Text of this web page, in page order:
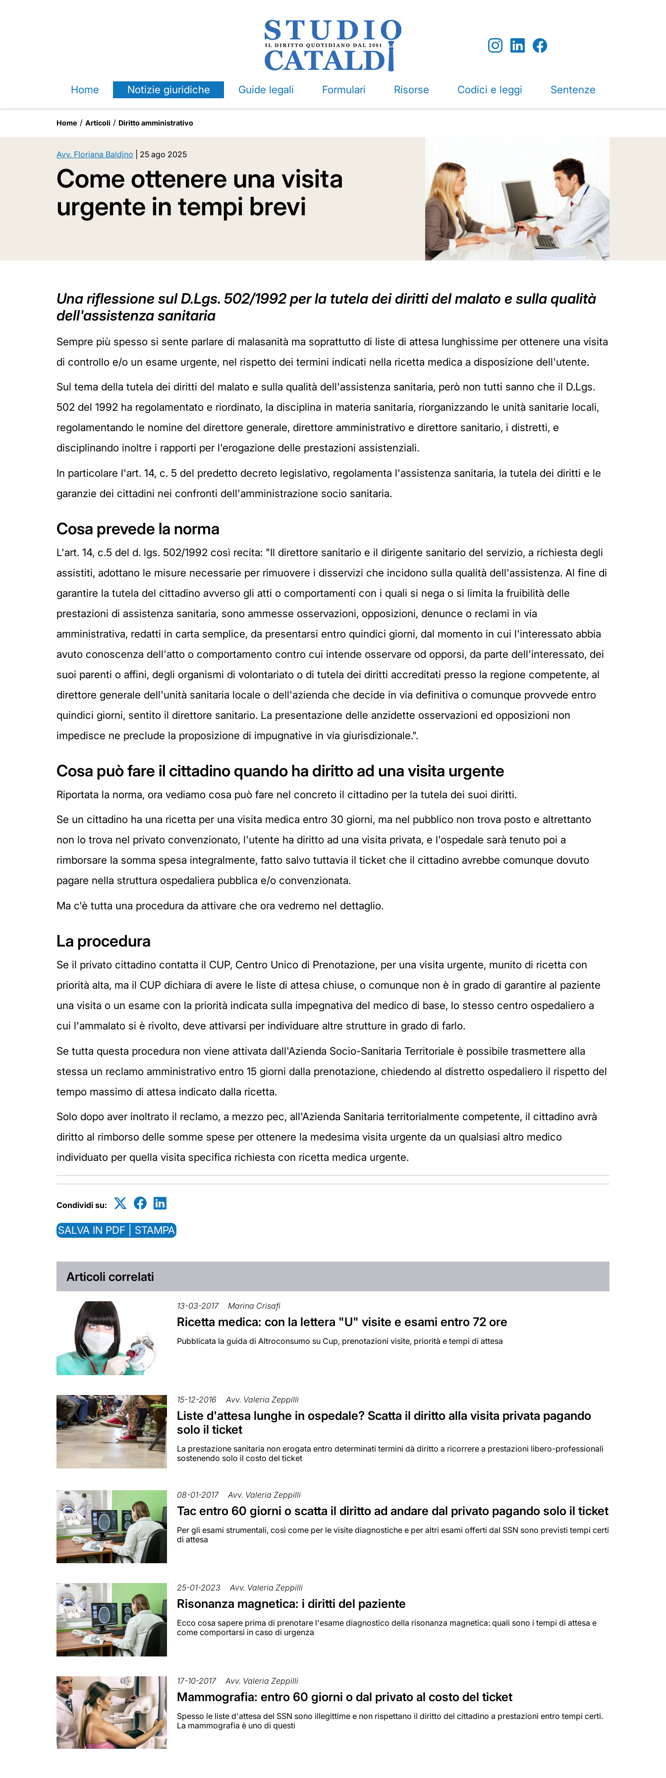
Home Notizie giuridiche Guide legali Formulari Risorse Codici e leggi Sentenze
Home Articoli Diritto amministrativo
Avv. Floriana Baldino 25 ago 2025
Come ottenere una visita
urgente in tempi brevi
Una riflessione sul D.Lgs. 502/1992 per la tutela dei diritti del malato e sulla qualità
dell'assistenza sanitaria
Sempre più spesso si sente parlare di malasanità ma soprattutto di liste di attesa lunghissime per ottenere una visita
di controllo e/o un esame urgente, nel rispetto dei termini indicati nella ricetta medica a disposizione dell'utente.
Sul tema della tutela dei diritti del malato e sulla qualità dell'assistenza sanitaria, però non tutti sanno che il D.Lgs.
502 del 1992 ha regolamentato e riordinato, la disciplina in materia sanitaria, riorganizzando le unità sanitarie locali,
regolamentando le nomine del direttore generale, direttore amministrativo e direttore sanitario, i distretti, e
disciplinando inoltre i rapporti per l'erogazione delle prestazioni assistenziali.
In particolare l'art. 14, c. 5 del predetto decreto legislativo, regolamenta l'assistenza sanitaria, la tutela dei diritti e le
garanzie dei cittadini nei confronti dell'amministrazione socio sanitaria.
Cosa prevede la norma
L'art. 14, c.5 del d. lgs. 502/1992 così recita: "Il direttore sanitario e il dirigente sanitario del servizio, a richiesta degli
assistiti, adottano le misure necessarie per rimuovere i disservizi che incidono sulla qualità dell'assistenza. Al fine di
garantire la tutela del cittadino avverso gli atti o comportamenti con i quali si nega o si limita la fruibilità delle
prestazioni di assistenza sanitaria, sono ammesse osservazioni, opposizioni, denunce o reclami in via
amministrativa, redatti in carta semplice, da presentarsi entro quindici giorni, dal momento in cui l'interessato abbia
avuto conoscenza dell'atto o comportamento contro cui intende osservare od opporsi, da parte dell'interessato, dei
suoi parenti o affini, degli organismi di volontariato o di tutela dei diritti accreditati presso la regione competente, al
direttore generale dell'unità sanitaria locale o dell'azienda che decide in via definitiva o comunque provvede entro
quindici giorni, sentito il direttore sanitario. La presentazione delle anzidette osservazioni ed opposizioni non
impedisce ne preclude la proposizione di impugnative in via giurisdizionale.".
Cosa può fare il cittadino quando ha diritto ad una visita urgente
Riportata la norma, ora vediamo cosa può fare nel concreto il cittadino per la tutela dei suoi diritti.
Se un cittadino ha una ricetta per una visita medica entro 30 giorni, ma nel pubblico non trova posto e altrettanto
non lo trova nel privato convenzionato, l'utente ha diritto ad una visita privata, e l'ospedale sarà tenuto poi a
rimborsare la somma spesa integralmente, fatto salvo tuttavia il ticket che il cittadino avrebbe comunque dovuto
pagare nella struttura ospedaliera pubblica e/o convenzionata.
Ma c'è tutta una procedura da attivare che ora vedremo nel dettaglio.
La procedura
Se il privato cittadino contatta il CUP, Centro Unico di Prenotazione, per una visita urgente, munito di ricetta con
priorità alta, ma il CUP dichiara di avere le liste di attesa chiuse, o comunque non è in grado di garantire al paziente
una visita o un esame con la priorità indicata sulla impegnativa del medico di base, lo stesso centro ospedaliero a
cui l'ammalato si è rivolto, deve attivarsi per individuare altre strutture in grado di farlo.
Se tutta questa procedura non viene attivata dall'Azienda Socio-Sanitaria Territoriale è possibile trasmettere alla
stessa un reclamo amministrativo entro 15 giorni dalla prenotazione, chiedendo al distretto ospedaliero il rispetto del
tempo massimo di attesa indicato dalla ricetta.
Solo dopo aver inoltrato il reclamo, a mezzo pec, all'Azienda Sanitaria territorialmente competente, il cittadino avrà
diritto al rimborso delle somme spese per ottenere la medesima visita urgente da un qualsiasi altro medico
individuato per quella visita specifica richiesta con ricetta medica urgente.
Condividi su:
SALVA IN PDF | STAMPA
Articoli correlati
13-03-2017 Marina Crisafi
Ricetta medica: con la lettera "U" visite e esami entro 72 ore
Pubblicata la guida di Altroconsumo su Cup, prenotazioni visite, priorità e tempi di attesa
15-12-2016 Avv. Valeria Zeppilli
Liste d'attesa lunghe in ospedale? Scatta il diritto alla visita privata pagando
solo il ticket
La prestazione sanitaria non erogata entro determinati termini dà diritto a ricorrere a prestazioni libero-professionali
sostenendo solo il costo del ticket
08-01-2017 Avv. Valeria Zeppilli
Tac entro 60 giorni o scatta il diritto ad andare dal privato pagando solo il ticket
Per gli esami strumentali, così come per le visite diagnostiche e per altri esami offerti dal SSN sono previsti tempi certi
di attesa
25-01-2023 Avv. Valeria Zeppilli
Risonanza magnetica: i diritti del paziente
Ecco cosa sapere prima di prenotare l'esame diagnostico della risonanza magnetica: quali sono i tempi di attesa e
come comportarsi in caso di urgenza
17-10-2017 Avv. Valeria Zeppilli
Mammografia: entro 60 giorni o dal privato al costo del ticket
Spesso le liste d'attesa del SSN sono illegittime e non rispettano il diritto del cittadino a prestazioni entro tempi certi.
La mammografia è uno di questi